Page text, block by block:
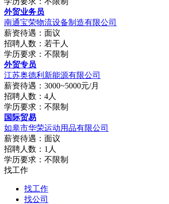
外贸业务员
南通宝荣物流设备制造有限公司
薪资待遇：面议
招聘人数：若干人
学历要求：不限制
外贸专员
江苏奥德利新能源有限公司
薪资待遇：3000~5000元/月
招聘人数：4人
学历要求：不限制
国际贸易
如皋市华荣运动用品有限公司
薪资待遇：面议
招聘人数：1人
学历要求：不限制
找工作
找工作
找公司